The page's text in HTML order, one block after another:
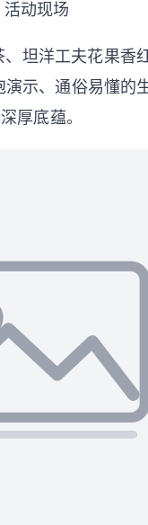
活动现场
、坦洋工夫花果香
演示、通俗易懂的
厚底蕴。